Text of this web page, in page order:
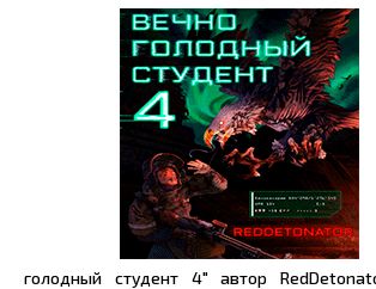
голодный студент 4" автор